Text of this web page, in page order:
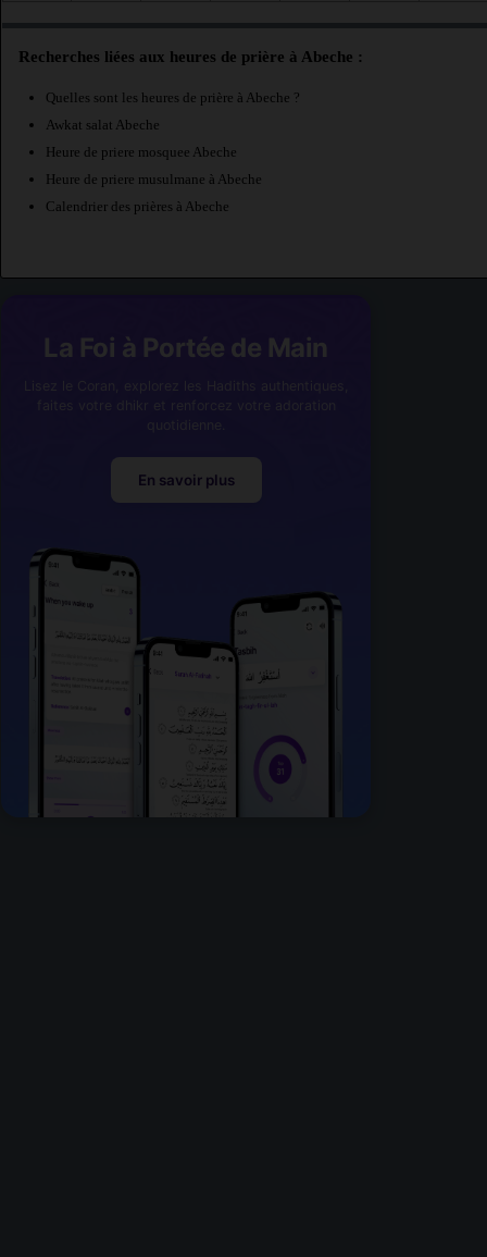
Recherches liées aux heures de prière à Abeche :
Quelles sont les heures de prière à Abeche ?
Awkat salat Abeche
Heure de priere mosquee Abeche
Heure de priere musulmane à Abeche
Calendrier des prières à Abeche
La Foi à Portée de Main
En savoir plus